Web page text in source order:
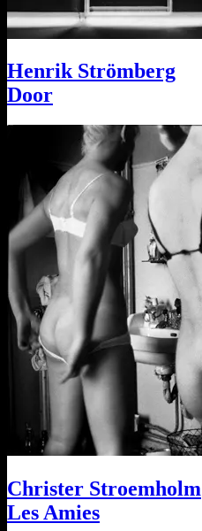
Henrik Strömberg
Door
Christer Stroemholm
Les Amies